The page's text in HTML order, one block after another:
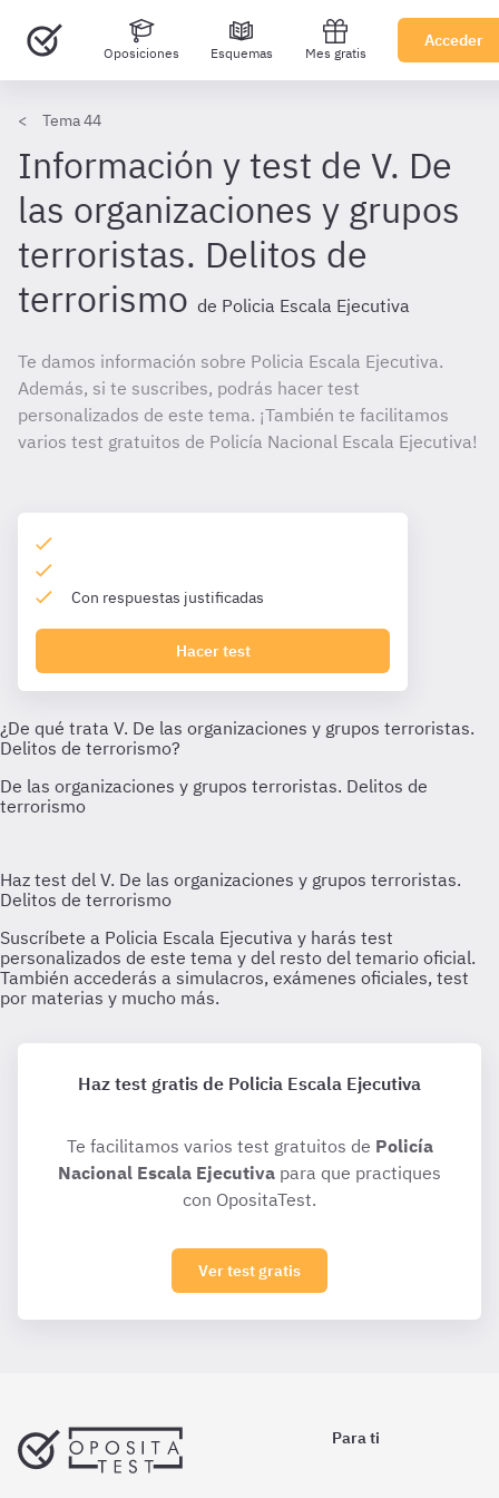
Oposiciones Esquemas Mes gratis
Acceder
Tema 44
Información y test de V. De
las organizaciones y grupos
terroristas. Delitos de
terrorismo de Policia Escala Ejecutiva
Te damos información sobre Policia Escala Ejecutiva.
Además, si te suscribes, podrás hacer test
personalizados de este tema. ¡También te facilitamos
varios test gratuitos de Policía Nacional Escala Ejecutiva!
Con respuestas justificadas
Hacer test
Haz test gratis de Policia Escala Ejecutiva
Te facilitamos varios test gratuitos de Policía
Nacional Escala Ejecutiva para que practiques
con OpositaTest.
Ver test gratis
Para ti